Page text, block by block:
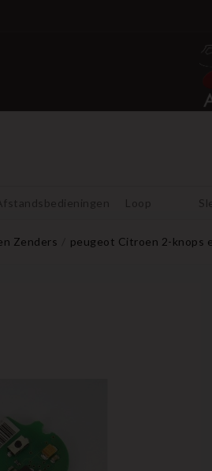
Loop
Zenders peugeot Citroen 2-knops